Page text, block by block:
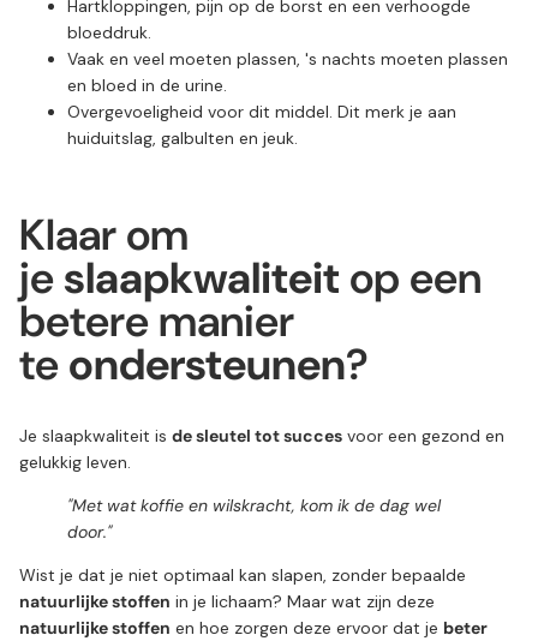
Hartkloppingen, pijn op de borst en een verhoogde
bloeddruk.
Vaak en veel moeten plassen, 's nachts moeten plassen
en bloed in de urine.
Overgevoeligheid voor dit middel. Dit merk je aan
huiduitslag, galbulten en jeuk.
Klaar om
jeslaapkwaliteit op een
betere manier
teondersteunen?
Je slaapkwaliteit is de sleutel tot succes voor een gezond en
gelukkig leven.
"Met wat koffie en wilskracht, kom ik de dag wel
door."
Wist je dat je niet optimaal kan slapen, zonder bepaalde
natuurlijke stoffen in je lichaam? Maar wat zijn deze
natuurlijke stoffen en hoe zorgen deze ervoor dat je beter